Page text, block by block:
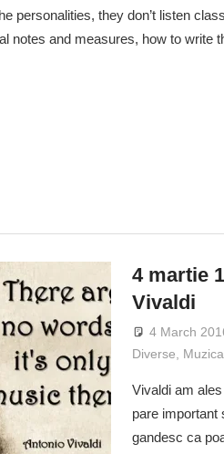
personalities, they don’t listen
notes and measures, how to write
4 martie
Vivaldi
4 March
Diverse
Vivaldi am
pare important
gandesc ca